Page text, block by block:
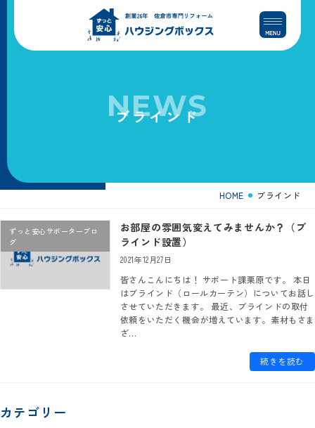
プ
動
ブラインド
NEWS
HOME ブラインド
ずっと安心サポーターブロ
グ
お部屋の雰囲気変えてみませんか？（ブ
ラインド設置）
2021年12月27日
皆さんこんにちは！ サポート課栗原です。 本日
はブラインド（ロールカーテン）についてお話し
させていただきます。 最近、ブラインドの取付
依頼をいただく機会が増えています。素材もさま
ざ...
続きを読む
カテゴリー